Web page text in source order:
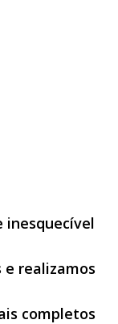
inesquecível
e realizamos
completos